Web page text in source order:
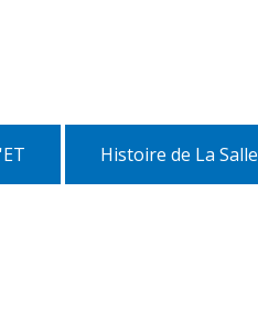
Histoire de La Salle